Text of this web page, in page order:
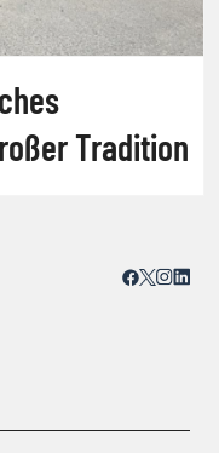
Tradition